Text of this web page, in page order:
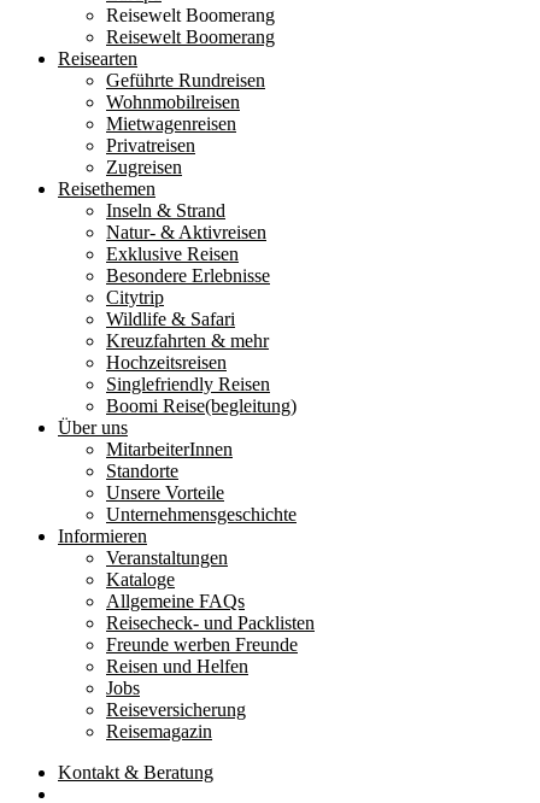
Reisewelt Boomerang
Reisewelt Boomerang
Reisearten
Geführte Rundreisen
Wohnmobilreisen
Mietwagenreisen
Privatreisen
Zugreisen
Reisethemen
Inseln & Strand
Natur- & Aktivreisen
Exklusive Reisen
Besondere Erlebnisse
Citytrip
Wildlife & Safari
Kreuzfahrten & mehr
Hochzeitsreisen
Singlefriendly Reisen
Boomi Reise(begleitung)
Über uns
MitarbeiterInnen
Standorte
Unsere Vorteile
Unternehmensgeschichte
Informieren
Veranstaltungen
Kataloge
Allgemeine FAQs
Reisecheck- und Packlisten
Freunde werben Freunde
Reisen und Helfen
Jobs
Reiseversicherung
Reisemagazin
Kontakt & Beratung